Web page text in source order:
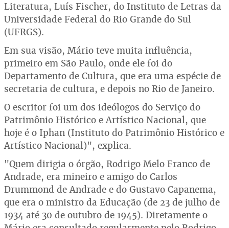
Literatura, Luís Fischer, do Instituto de Letras da
Universidade Federal do Rio Grande do Sul
(UFRGS).
Em sua visão, Mário teve muita influência,
primeiro em São Paulo, onde ele foi do
Departamento de Cultura, que era uma espécie de
secretaria de cultura, e depois no Rio de Janeiro.
O escritor foi um dos ideólogos do Serviço do
Patrimônio Histórico e Artístico Nacional, que
hoje é o Iphan (Instituto do Patrimônio Histórico e
Artístico Nacional)", explica.
"Quem dirigia o órgão, Rodrigo Melo Franco de
Andrade, era mineiro e amigo do Carlos
Drummond de Andrade e do Gustavo Capanema,
que era o ministro da Educação (de 23 de julho de
1934 até 30 de outubro de 1945). Diretamente o